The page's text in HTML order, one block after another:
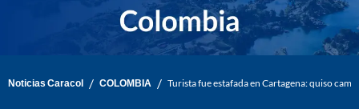
Noticias Caracol / COLOMBIA / Turista fue estafada en Cartagena: quiso